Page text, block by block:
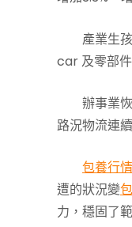
產業生
car 及零部
辦事業
路況物流連
包養行情
遭的狀況變
力，穩固了